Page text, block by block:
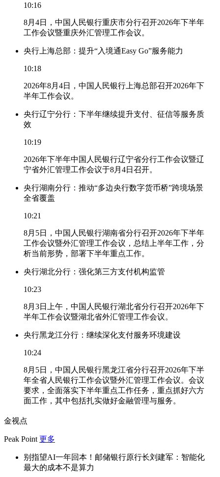
10:16
8月4日，中国人民银行重庆市分行召开2026年下半年
工作会议暨重庆外汇管理工作会议。
央行上海总部：提升“入境通Easy Go”服务能力
10:18
2026年8月4日，中国人民银行上海总部召开2026年下
半年工作会议。
央行辽宁分行：下半年继续提升支付、征信等服务质
效
10:19
2026年下半年中国人民银行辽宁省分行工作会议暨辽
宁省外汇管理工作会议于8月4日召开。
央行湖南分行：推动“多边央行数字货币桥”跨境场景
全省覆盖
10:21
8月5日，中国人民银行湖南省分行召开2026年下半年
工作会议暨外汇管理工作会议，总结上半年工作，分
析当前形势，部署下半年重点工作。
央行湖北分行：强化第三方支付机构监管
10:23
8月3日上午，中国人民银行湖北省分行召开2026年下
半年工作会议暨湖北省外汇管理工作会议。
央行黑龙江分行：继续深化支付服务环境建设
10:24
8月5日，中国人民银行黑龙江省分行召开2026年下半
年全省人民银行工作会议暨外汇管理工作会议。会议
要求，全面落实下半年重点工作任务，重点抓好六方
面工作，其中包括扎实做好金融管理与服务。
金视点
Peak Point 更多
别指望AI一年回本！邮储银行原行长刘建军：智能化
最大的成本不是算力